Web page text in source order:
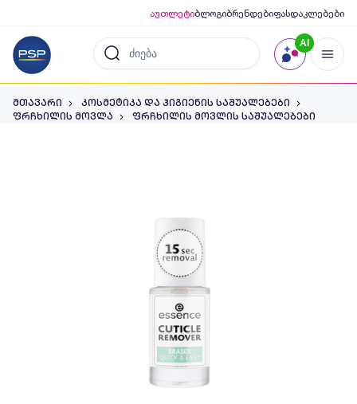
აუთლეტიბლოგიბრენდებიფასდაკლებები
AI
მთავარი
კოსმეტიკა და ჰიგიენის საშუალებები
ფრჩხილის მოვლა
ფრჩხილის მოვლის საშუალებები